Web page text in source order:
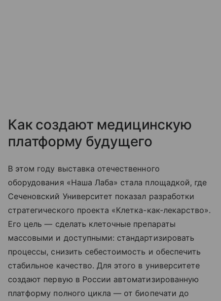
Как создают медицинскую
платформу будущего
В этом году выставка отечественного
оборудования «Наша Лаба» стала площадкой, где
Сеченовский Университет показал разработки
стратегического проекта «Клетка-как-лекарство».
Его цель — сделать клеточные препараты
массовыми и доступными: стандартизировать
процессы, снизить себестоимость и обеспечить
стабильное качество. Для этого в университете
создают первую в России автоматизированную
платформу полного цикла — от биопечати до